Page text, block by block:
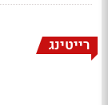
רייטינג